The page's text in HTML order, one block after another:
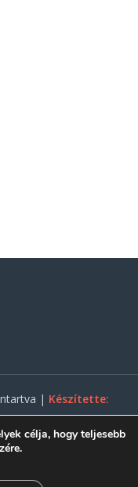
| Készítette:
célja, hogy teljesebb